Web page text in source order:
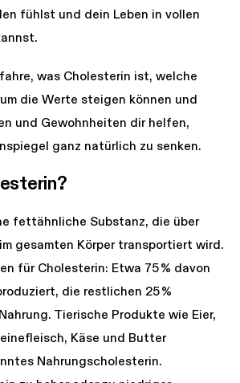
fühlst und dein Leben in vollen
was Cholesterin ist, welche
die Werte steigen können und
und Gewohnheiten dir helfen,
ganz natürlich zu senken.
fettähnliche Substanz, die über
gesamten Körper transportiert wird.
für Cholesterin: Etwa 75 % davon
die restlichen 25 %
Tierische Produkte wie Eier,
Käse und Butter
Nahrungscholesterin.